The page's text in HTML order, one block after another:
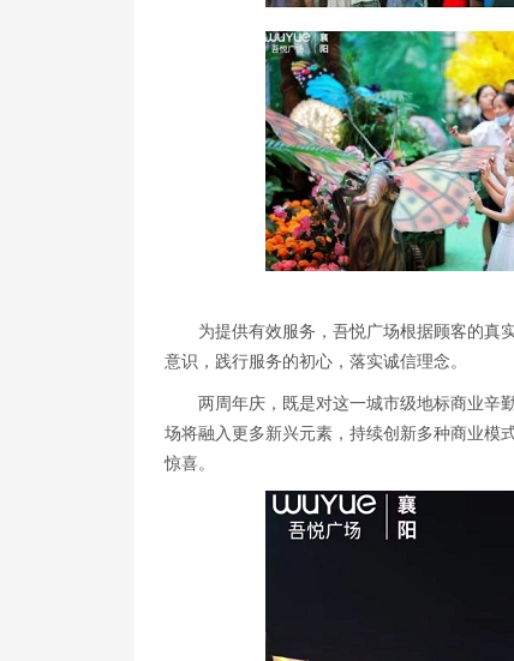
为提供有效服务，吾悦广场根据顾客的真
意识，践行服务的初心，落实诚信理念。
两周年庆，既是对这一城市级地标商业辛
场将融入更多新兴元素，持续创新多种商业模
惊喜。